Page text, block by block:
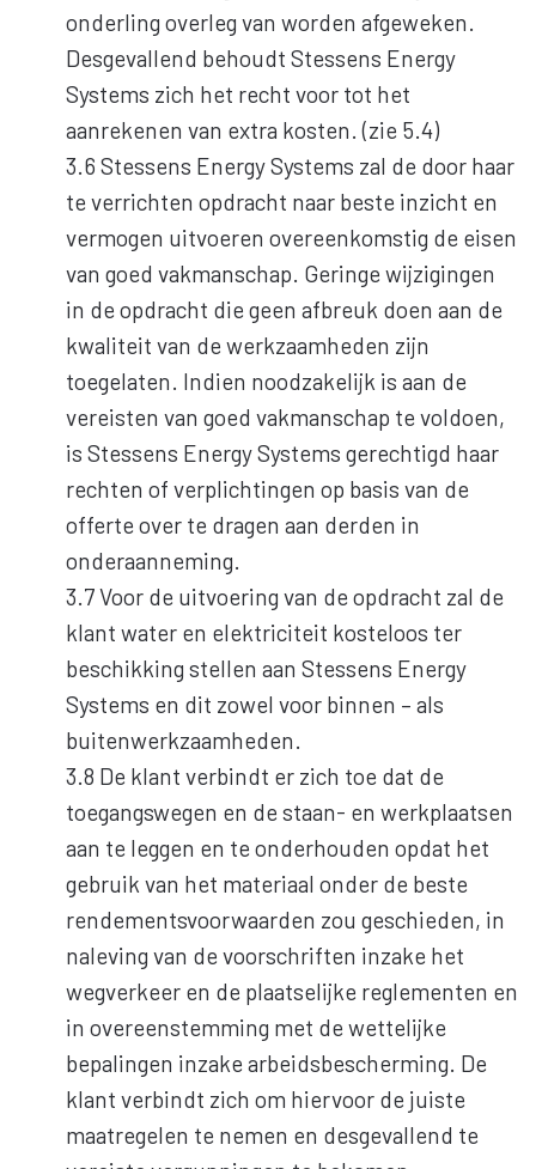
onderling overleg van worden afgeweken.
Desgevallend behoudt Stessens Energy
Systems zich het recht voor tot het
aanrekenen van extra kosten. (zie 5.4)
3.6 Stessens Energy Systems zal de door haar
te verrichten opdracht naar beste inzicht en
vermogen uitvoeren overeenkomstig de eisen
van goed vakmanschap. Geringe wijzigingen
in de opdracht die geen afbreuk doen aan de
kwaliteit van de werkzaamheden zijn
toegelaten. Indien noodzakelijk is aan de
vereisten van goed vakmanschap te voldoen,
is Stessens Energy Systems gerechtigd haar
rechten of verplichtingen op basis van de
offerte over te dragen aan derden in
onderaanneming.
3.7 Voor de uitvoering van de opdracht zal de
klant water en elektriciteit kosteloos ter
beschikking stellen aan Stessens Energy
Systems en dit zowel voor binnen – als
buitenwerkzaamheden.
3.8 De klant verbindt er zich toe dat de
toegangswegen en de staan- en werkplaatsen
aan te leggen en te onderhouden opdat het
gebruik van het materiaal onder de beste
rendementsvoorwaarden zou geschieden, in
naleving van de voorschriften inzake het
wegverkeer en de plaatselijke reglementen en
in overeenstemming met de wettelijke
bepalingen inzake arbeidsbescherming. De
klant verbindt zich om hiervoor de juiste
maatregelen te nemen en desgevallend te